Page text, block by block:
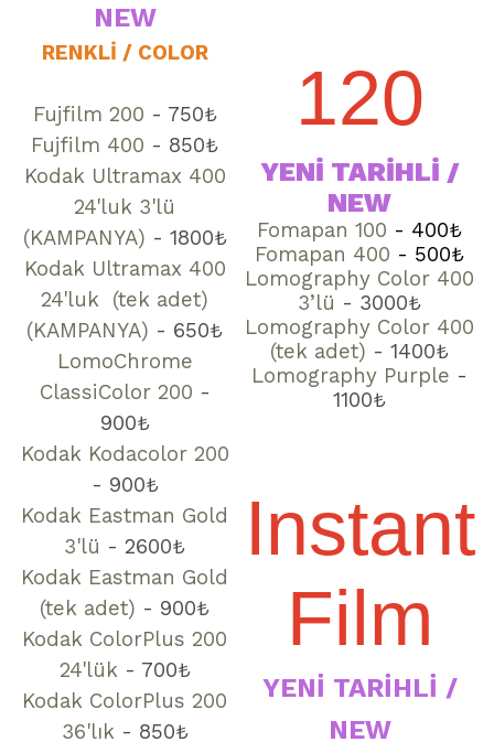
NEW
RENKLİ / COLOR
Fujfilm 200 - 750₺
Fujfilm 400 - 850₺
Kodak Ultramax 400
24'luk 3'lü
(KAMPANYA) - 1800₺
Kodak Ultramax 400
24'luk (tek adet)
(KAMPANYA) - 650₺
LomoChrome
ClassiColor 200 -
900₺
Kodak Kodacolor 200
- 900₺
Kodak Eastman Gold
3'lü - 2600₺
Kodak Eastman Gold
(tek adet) - 900₺
Kodak ColorPlus 200
24'lük - 700₺
Kodak ColorPlus 200
36'lık - 850₺
120
YENİ TARİHLİ /
NEW
Fomapan 100 - 400₺
Fomapan 400 - 500₺
Lomography Color 400
3’lü - 3000₺
Lomography Color 400
(tek adet) - 1400₺
Lomography Purple -
1100₺
Instant
Film
YENİ TARİHLİ /
NEW